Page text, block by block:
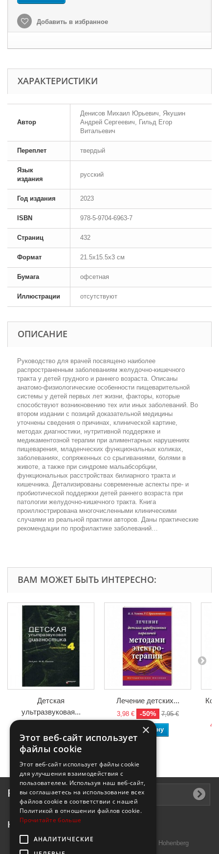
Добавить в избранное
ХАРАКТЕРИСТИКИ
Автор
Денисов Михаил Юрьевич, Якушин
Андрей Сергеевич, Гильд Егор
Витальевич
Переплет твердый
Язык
издания
русский
Год издания 2023
ISBN 978-5-9704-6963-7
Страниц 432
Формат 21.5x15.5x3 см
Бумага офсетная
Иллюстрации отсутствуют
ОПИСАНИЕ
Руководство для врачей посвящено наиболее
распространенным заболеваниям желудочно-кишечного
тракта у детей грудного и раннего возраста. Описаны
анатомо-физиологические особенности пищеварительной
системы у детей первых лет жизни, факторы, которые
способствуют возникновению тех или иных заболеваний. Во
втором издании с позиций доказательной медицины
уточнены сведения о причинах, клинической картине,
методах диагностики, нутритивной поддержке и
медикаментозной терапии при алиментарных нарушениях
пищеварения, младенческих функциональных коликах,
заболеваниях, сопряженных со срыгиваниями, болями в
животе, а также при синдроме мальабсорбции,
функциональных расстройствах билиарного тракта и
кишечника. Детализированы современные аспекты пре- и
пробиотической поддержки детей раннего возраста при
патологии желудочно-кишечного тракта. Книга
проиллюстрирована многочисленными клиническими
случаями из реальной практики авторов. Даны практические
рекомендации по профилактике заболеваний…
ВАМ МОЖЕТ БЫТЬ ИНТЕРЕСНО:
Детская
ультразвуковая...
В корзину
Лечение детских...
3,98 € -50% 7,95 €
В корзину
Рассылка
Контактная информация
Introtek GmbH, Hutschenreuther Str. 13 95691 Hohenberg
×
Этот веб-сайт использует
файлы cookie
Этот веб-сайт использует файлы cookie
для улучшения взаимодействия с
пользователем. Используя наш веб-сайт,
вы соглашаетесь на использование всех
файлов cookie в соответствии с нашей
Политикой в ​​отношении файлов cookie.
Прочитайте больше
АНАЛИТИЧЕСКИЕ